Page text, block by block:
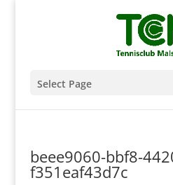
Select Page
beee9060-bbf8-
f351eaf43d7c